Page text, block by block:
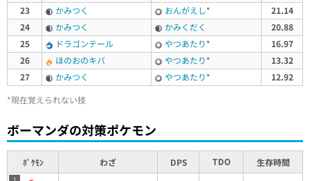
23
かみつく おんがえし*
21.14
24
かみつく かみくだく
20.88
25
ドラゴンテール やつあたり*
16.97
26
ほのおのキバ やつあたり*
13.32
27
かみつく やつあたり*
12.92
*現在覚えられない技
ボーマンダの対策ポケモン
ﾎﾟｹﾓﾝ わざ DPS TDO 生存時間
1